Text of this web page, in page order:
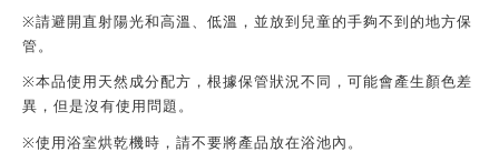
※請避開直射陽光和高溫、低溫，並放到兒童的手夠不到的地方保
管。
※本品使用天然成分配方，根據保管狀況不同，可能會產生顏色差
異，但是沒有使用問題。
※使用浴室烘乾機時，請不要將產品放在浴池內。